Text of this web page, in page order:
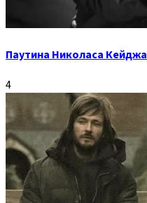
Паутина Николаса Кейджа
4